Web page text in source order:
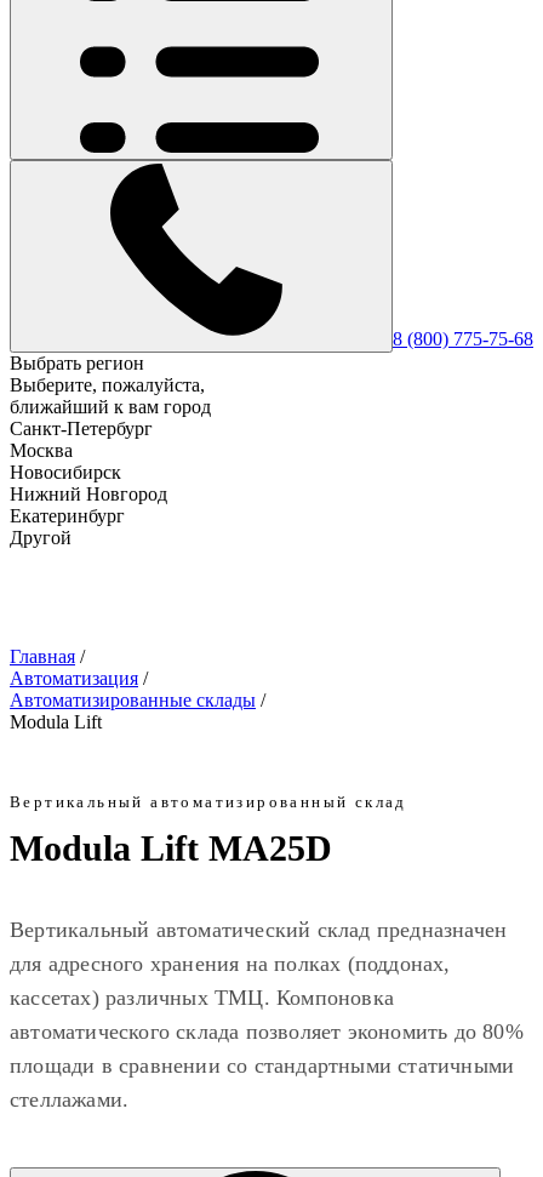
8 (800) 775-75-68
Выбрать регион
Выберите, пожалуйста,
ближайший к вам город
Санкт-Петербург
Москва
Новосибирск
Нижний Новгород
Екатеринбург
Другой
Главная /
Автоматизация /
Автоматизированные склады /
Modula Lift
Вертикальный автоматизированный склад
Modula Lift MA25D
Вертикальный автоматический склад предназначен
для адресного хранения на полках (поддонах,
кассетах) различных ТМЦ. Компоновка
автоматического склада позволяет экономить до 80%
площади в сравнении со стандартными статичными
стеллажами.